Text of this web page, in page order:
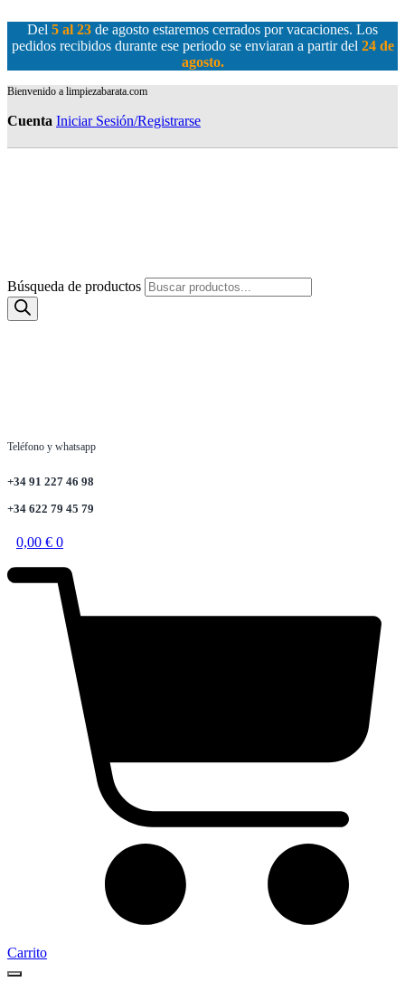
Del 5 al 23 de agosto estaremos cerrados por vacaciones. Los
pedidos recibidos durante ese periodo se enviaran a partir del 24 de
agosto.
Bienvenido a limpiezabarata.com
Cuenta Iniciar Sesión/Registrarse
Búsqueda de productos
Teléfono y whatsapp
+34 91 227 46 98
+34 622 79 45 79
0,00 € 0
Carrito